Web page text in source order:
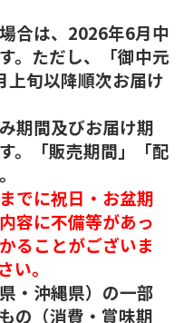
合は、2026年6月中
。ただし、「御中元
上旬以降順次お届け
期間及びお届け期
。「販売期間」「配
でに祝日・お盆期
容に不備等があっ
ることがございま
い。
・沖縄県）の一部
の（消費・賞味期